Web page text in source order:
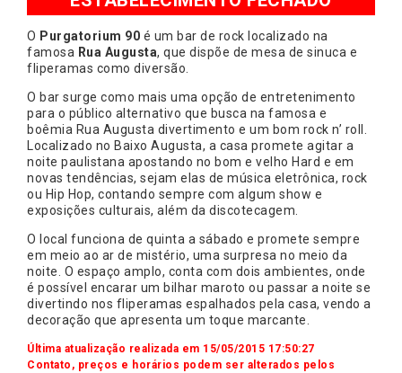
O Purgatorium 90 é um bar de rock localizado na
famosa Rua Augusta, que dispõe de mesa de sinuca e
fliperamas como diversão.
O bar surge como mais uma opção de entretenimento
para o público alternativo que busca na famosa e
boêmia Rua Augusta divertimento e um bom rock n’ roll.
Localizado no Baixo Augusta, a casa promete agitar a
noite paulistana apostando no bom e velho Hard e em
novas tendências, sejam elas de música eletrônica, rock
ou Hip Hop, contando sempre com algum show e
exposições culturais, além da discotecagem.
O local funciona de quinta a sábado e promete sempre
em meio ao ar de mistério, uma surpresa no meio da
noite. O espaço amplo, conta com dois ambientes, onde
é possível encarar um bilhar maroto ou passar a noite se
divertindo nos fliperamas espalhados pela casa, vendo a
decoração que apresenta um toque marcante.
Última atualização realizada em 15/05/2015 17:50:27
Contato, preços e horários podem ser alterados pelos